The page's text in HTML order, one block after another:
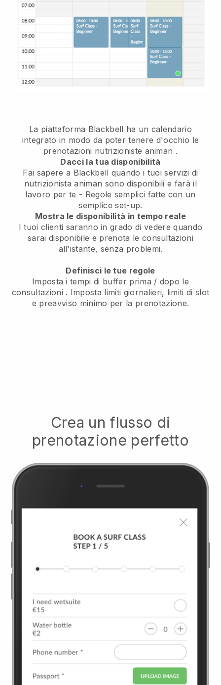
La piattaforma Blackbell ha un calendario
integrato in modo da poter tenere d'occhio le
prenotazioni nutrizioniste animan .
Dacci la tua disponibilità
Fai sapere a Blackbell quando i tuoi servizi di
nutrizionista animan sono disponibili e farà il
lavoro per te - Regole semplici fatte con un
semplice set-up.
Mostra le disponibilità in tempo reale
I tuoi clienti saranno in grado di vedere quando
sarai disponibile e prenota le consultazioni
all'istante, senza problemi.
Definisci le tue regole
Imposta i tempi di buffer prima / dopo le
consultazioni . Imposta limiti giornalieri, limiti di slot
e preavviso minimo per la prenotazione.
Crea un flusso di
prenotazione perfetto